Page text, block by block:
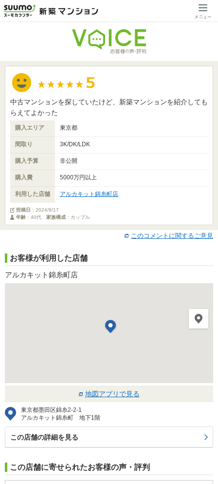
中古マンションを探していたけど、新築マンションを紹介しても
らえてよかった
購入エリア 東京都
間取り 3K/DK/LDK
購入予算 非公開
購入費 5000万円以上
利用した店舗 アルカキット錦糸町店
投稿日 ： 2024/9/17
年齢 ：40代 家族構成 ：カップル
このコメントに関するご意見
お客様が利用した店舗
アルカキット錦糸町店
地図アプリで見る
東京都墨田区錦糸2-2-1
アルカキット錦糸町 地下1階
この店舗の詳細を見る
この店舗に寄せられたお客様の声・評判